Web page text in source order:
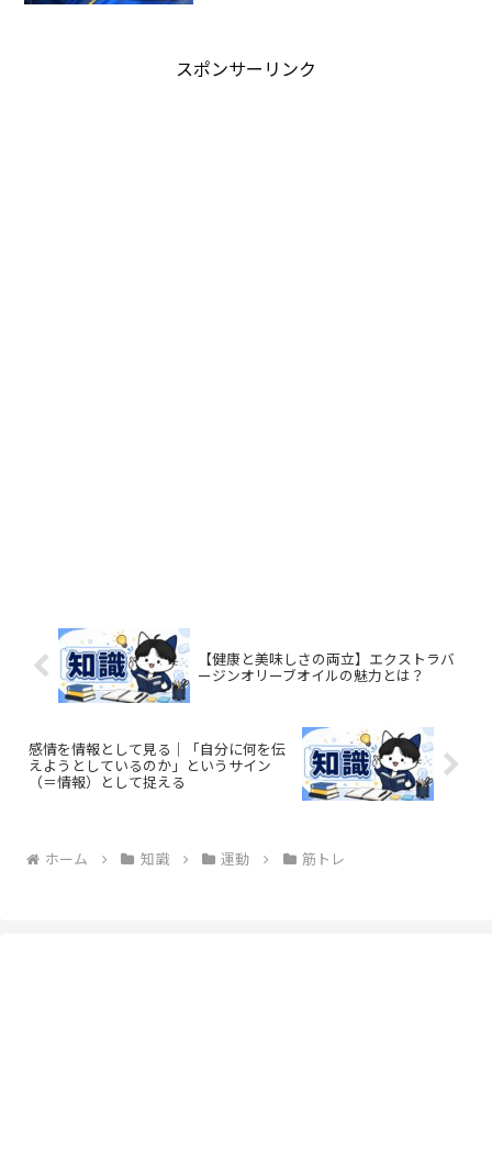
スポンサーリンク
【健康と美味しさの両立】エクストラバ
ージンオリーブオイルの魅力とは？
感情を情報として見る｜「自分に何を伝
えようとしているのか」というサイン
（＝情報）として捉える
ホーム 知識 運動 筋トレ